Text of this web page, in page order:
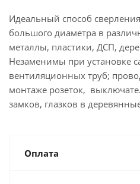
Идеальный способ
большого диаметра в
металлы, пластики, ДСП,
Незаменимы при установке
вентиляционных труб;
монтаже розеток,
замков, глазков в
Оплата